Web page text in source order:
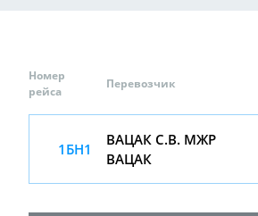
Номер
рейса
Перевозчик
1БН1
ВАЦАК С.В. МЖР
ВАЦАК